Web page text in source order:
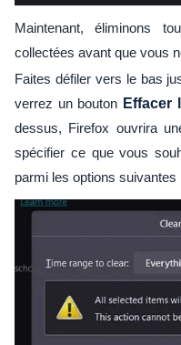
Maintenant, éliminons
collectées avant que vous
Faites défiler vers le bas
verrez un bouton Effacer
dessus, Firefox ouvrira
spécifier ce que vous
parmi les options suivantes